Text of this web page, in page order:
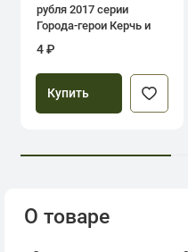
рубля 2017 серии
Города-герои Керчь и
4 ₽
Купить
О товаре